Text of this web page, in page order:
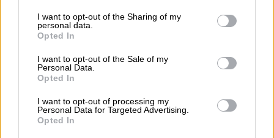
not limited to your visit or usage behaviour. You may click to
grant or deny consent to Google and its third-party tags to
use your data for below specified purposes in below Google
consent section.
I want to opt-out of the Sharing of my
personal data.
Opted In
I want to opt-out of the Sale of my
Personal Data.
Opted In
I want to opt-out of processing my
Personal Data for Targeted Advertising.
Opted In
ψυχολογία των αστυνομικών με την
προηγούμενη κυβέρνηση ήταν στο χειρότερο
σημείο. Υπήρχαν πάρα πολλοί στην
προηγούμενη κυβέρνηση, οι οποίοι δεν
συμπάθησαν τους αστυνομικούς, διότι είχαν
βιώματα από τα παιδικά και τα φοιτητικά
τους χρόνια με τους αστυνομικούς. Δεν